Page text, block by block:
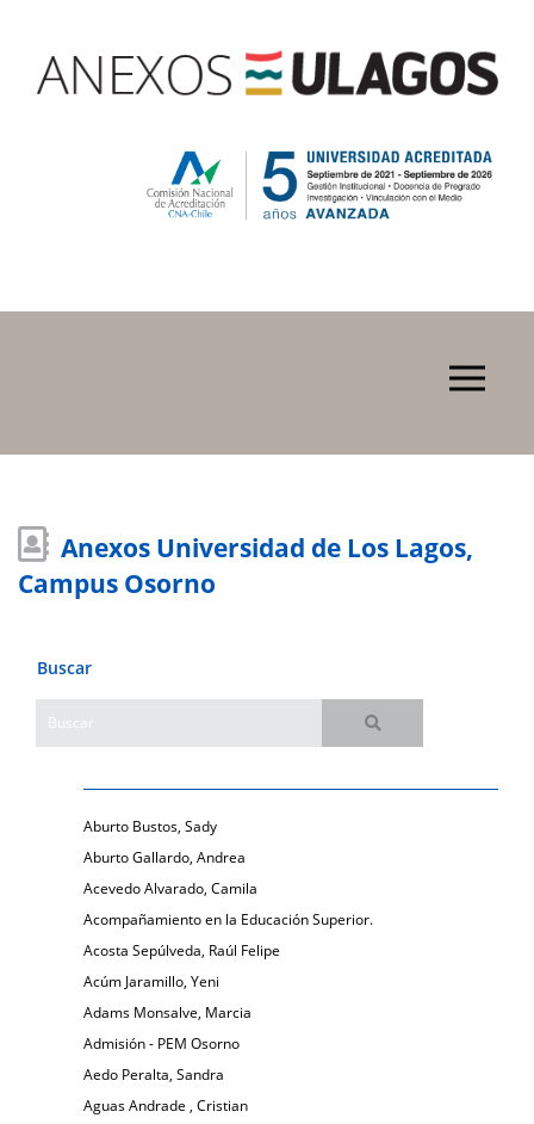
Anexos Universidad de Los Lagos,
Campus Osorno
Buscar
Aburto Bustos, Sady
Aburto Gallardo, Andrea
Acevedo Alvarado, Camila
Acompañamiento en la Educación Superior.
Acosta Sepúlveda, Raúl Felipe
Acúm Jaramillo, Yeni
Adams Monsalve, Marcia
Admisión - PEM Osorno
Aedo Peralta, Sandra
Aguas Andrade , Cristian